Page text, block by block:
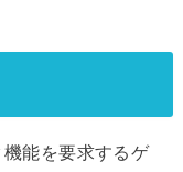
能を要求するゲ